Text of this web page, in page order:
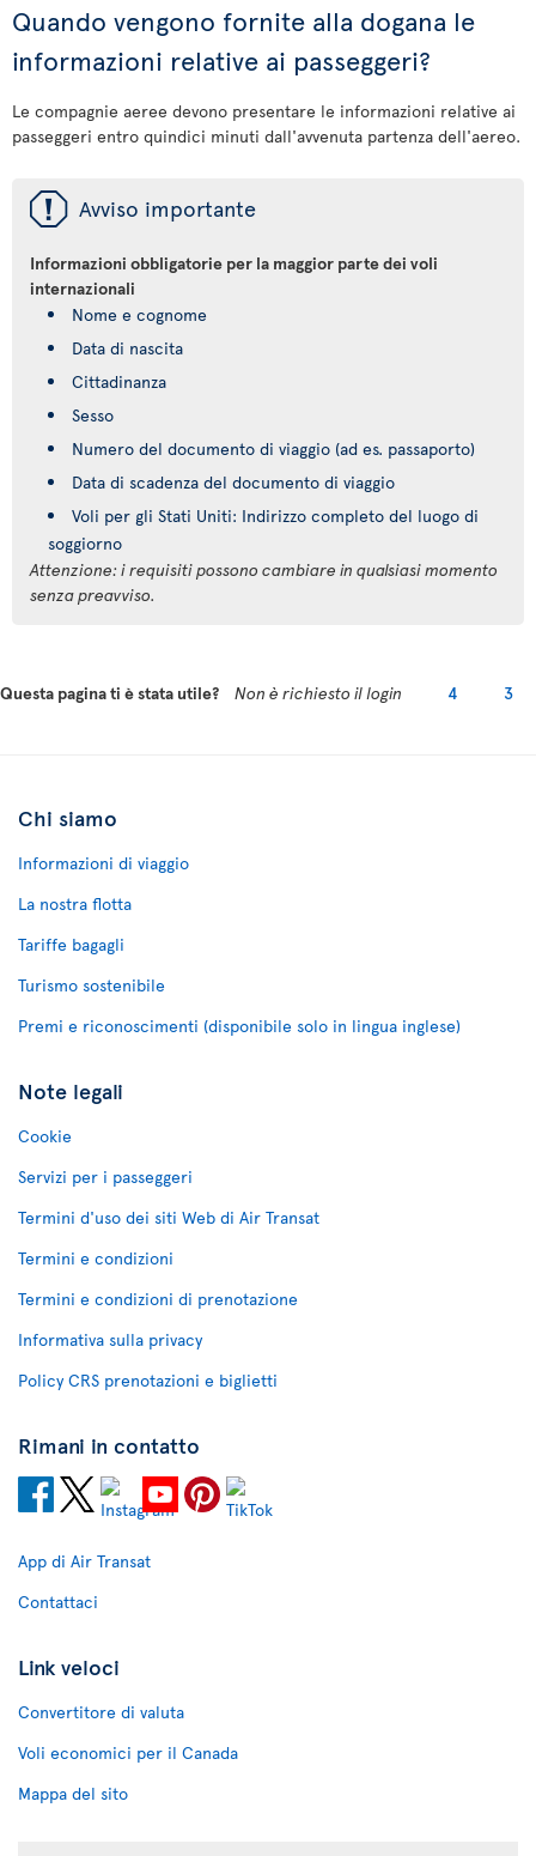
Quando vengono fornite alla dogana le
informazioni relative ai passeggeri?
Le compagnie aeree devono presentare le informazioni relative ai
passeggeri entro quindici minuti dall'avvenuta partenza dell'aereo.
ü Avviso importante
Informazioni obbligatorie per la maggior parte dei voli
internazionali
Nome e cognome
Data di nascita
Cittadinanza
Sesso
Numero del documento di viaggio (ad es. passaporto)
Data di scadenza del documento di viaggio
Voli per gli Stati Uniti: Indirizzo completo del luogo di
soggiorno
Attenzione: i requisiti possono cambiare in qualsiasi momento
senza preavviso.
Questa pagina ti è stata utile? Non è richiesto il login 4 3
Chi siamo
Informazioni di viaggio
La nostra flotta
Tariffe bagagli
Turismo sostenibile
Premi e riconoscimenti (disponibile solo in lingua inglese)
Note legali
Cookie
Servizi per i passeggeri
Termini d'uso dei siti Web di Air Transat
Termini e condizioni
Termini e condizioni di prenotazione
Informativa sulla privacy
Policy CRS prenotazioni e biglietti
Rimani in contatto
App di Air Transat
Contattaci
Link veloci
Convertitore di valuta
Voli economici per il Canada
Mappa del sito